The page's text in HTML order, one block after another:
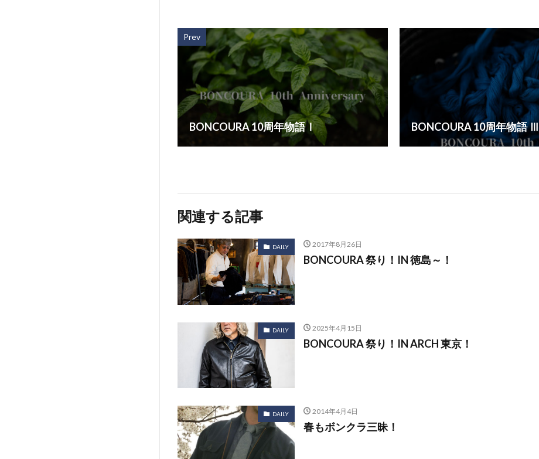
Prev
BONCOURA 10周年物語Ⅰ BONCOURA 10周年物語 Ⅲ
関連する記事
DAILY 2017年8月26日
BONCOURA 祭り！IN 徳島～！
DAILY 2025年4月15日
BONCOURA 祭り！IN ARCH 東京！
DAILY 2014年4月4日
春もボンクラ三昧！